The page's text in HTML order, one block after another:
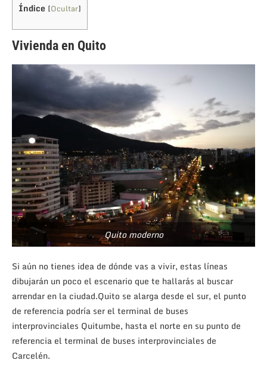
Índice [Ocultar]
Vivienda en Quito
Quito moderno
Si aún no tienes idea de dónde vas a vivir, estas líneas
dibujarán un poco el escenario que te hallarás al buscar
arrendar en la ciudad.Quito se alarga desde el sur, el punto
de referencia podría ser el terminal de buses
interprovinciales Quitumbe, hasta el norte en su punto de
referencia el terminal de buses interprovinciales de
Carcelén.